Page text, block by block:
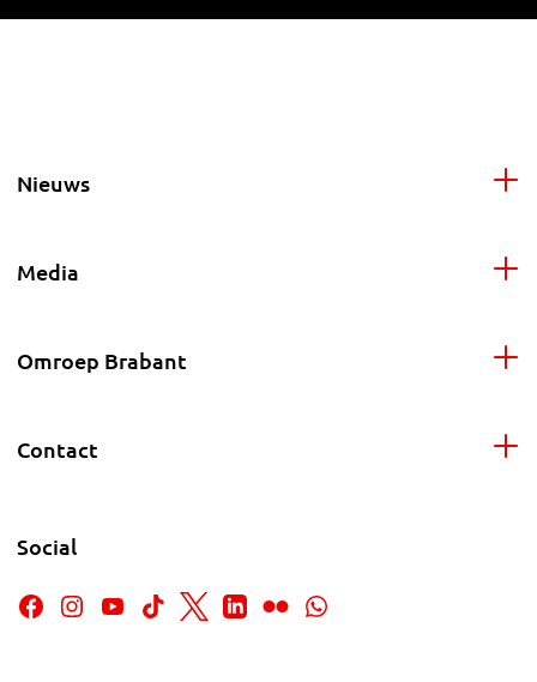
Nieuws
Media
Omroep Brabant
Contact
Social